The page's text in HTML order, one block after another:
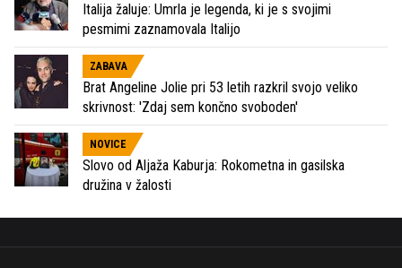
Italija žaluje: Umrla je legenda, ki je s svojimi
pesmimi zaznamovala Italijo
ZABAVA
Brat Angeline Jolie pri 53 letih razkril svojo veliko
skrivnost: 'Zdaj sem končno svoboden'
NOVICE
Slovo od Aljaža Kaburja: Rokometna in gasilska
družina v žalosti